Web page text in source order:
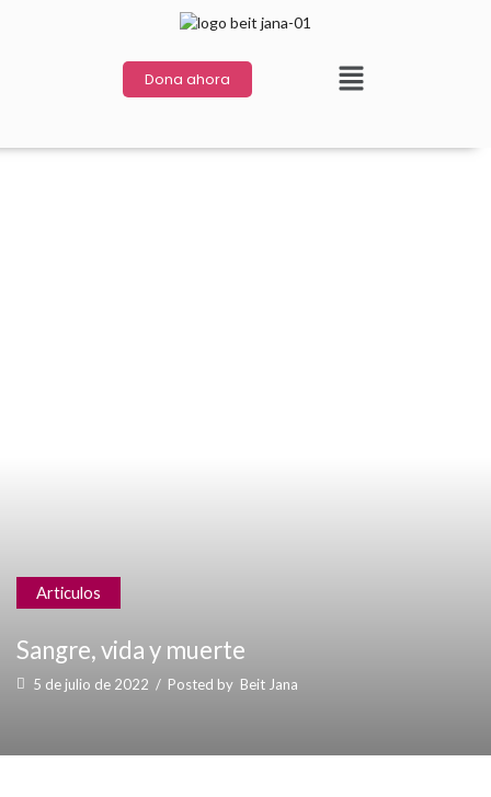
Dona ahora
Articulos
Sangre, vida y muerte
5 de julio de 2022 / Posted by Beit Jana